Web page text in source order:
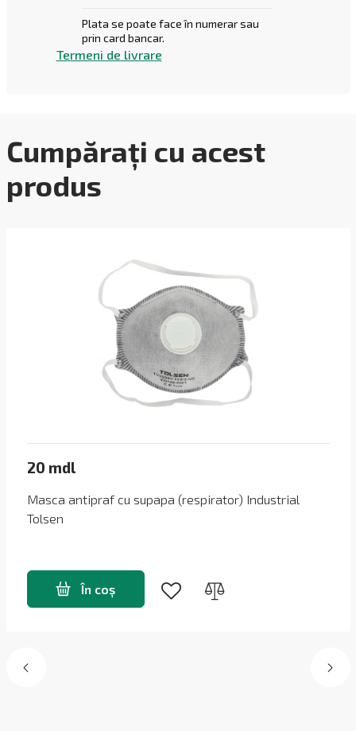
Plata se poate face în numerar sau
prin card bancar.
Termeni de livrare
Cumpărați cu acest
produs
20 mdl
Masca antipraf cu supapa (respirator) Industrial
Tolsen
În coș